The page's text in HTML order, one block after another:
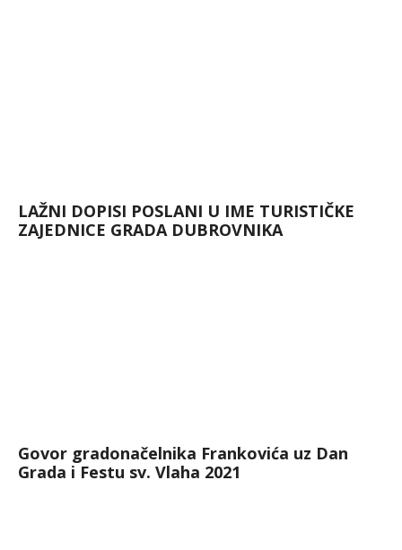
LAŽNI DOPISI POSLANI U IME TURISTIČKE
ZAJEDNICE GRADA DUBROVNIKA
Govor gradonačelnika Frankovića uz Dan
Grada i Festu sv. Vlaha 2021